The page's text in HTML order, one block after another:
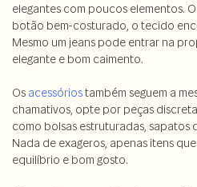
elegantes com poucos elementos.
botão bem-costurado, o tecido
Mesmo um jeans pode entrar na
elegante e bom caimento.
Os acessóriostambém seguem a
chamativos, opte por peças
como bolsas estruturadas, sapatos
Nada de exageros, apenas itens
equilíbrio e bom gosto.